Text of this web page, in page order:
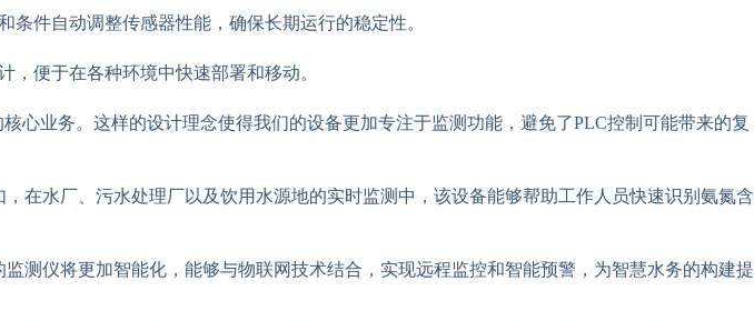
件自动调整传感器性能，确保长期运行的稳定性。
，便于在各种环境中快速部署和移动。
心业务。这样的设计理念使得我们的设备更加专注于监测功能，避免了PLC控制可能带来的复
在水厂、污水处理厂以及饮用水源地的实时监测中，该设备能够帮助工作人员快速识别氨氮含
测仪将更加智能化，能够与物联网技术结合，实现远程监控和智能预警，为智慧水务的构建提